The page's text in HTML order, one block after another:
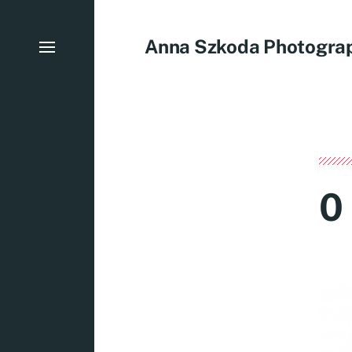
Anna Szkoda
0